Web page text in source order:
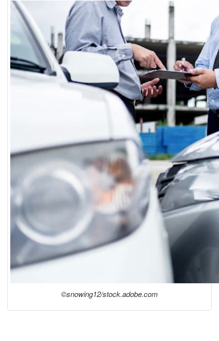
©snowing12/stock.adobe.com